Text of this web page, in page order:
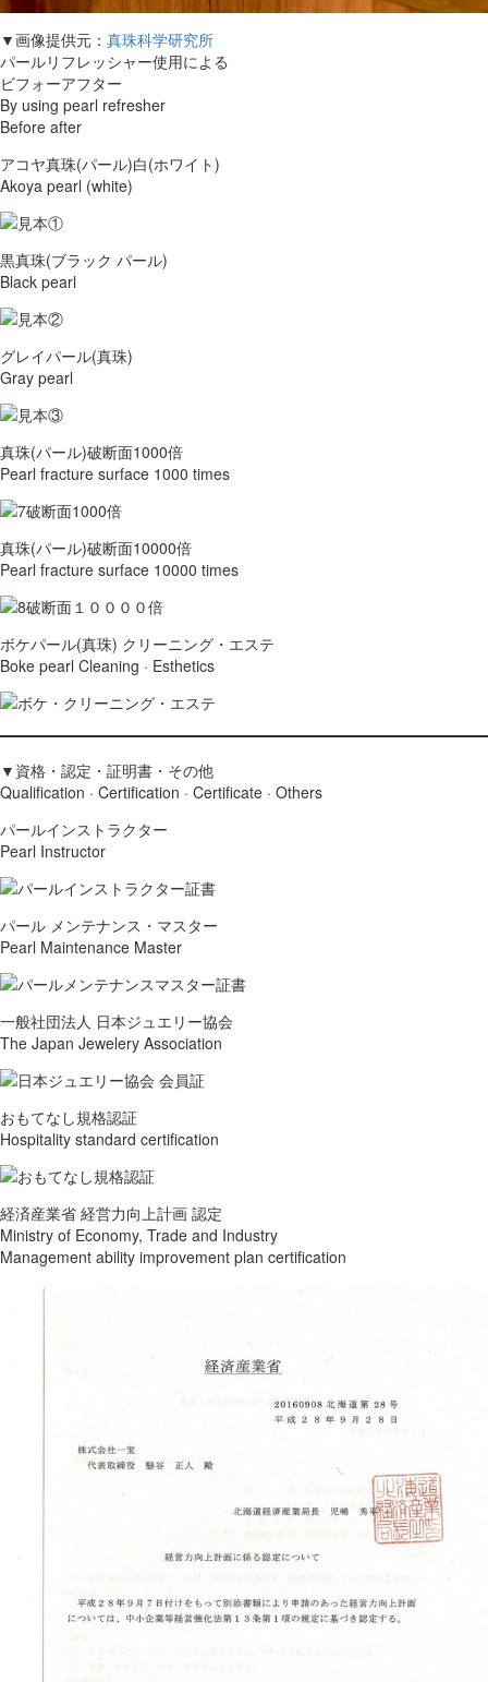
▼画像提供元： 真珠科学研究所
パールリフレッシャー使用による
ビフォーアフター
By using pearl refresher
Before after
アコヤ真珠(パール)白(ホワイト)
Akoya pearl (white)
黒真珠(ブラック パール)
Black pearl
グレイパール(真珠)
Gray pearl
真珠(パール)破断面1000倍
Pearl fracture surface 1000 times
真珠(パール)破断面10000倍
Pearl fracture surface 10000 times
ボケパール(真珠) クリーニング・エステ
Boke pearl Cleaning · Esthetics
▼資格・認定・証明書・その他
Qualification · Certification · Certificate · Others
パールインストラクター
Pearl Instructor
パール メンテナンス・マスター
Pearl Maintenance Master
一般社団法人 日本ジュエリー協会
The Japan Jewelery Association
おもてなし規格認証
Hospitality standard certification
経済産業省 経営力向上計画 認定
Ministry of Economy, Trade and Industry
Management ability improvement plan certification